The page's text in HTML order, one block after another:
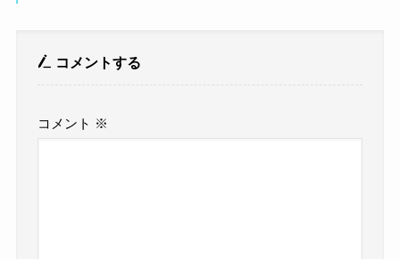
コメントする
コメント ※